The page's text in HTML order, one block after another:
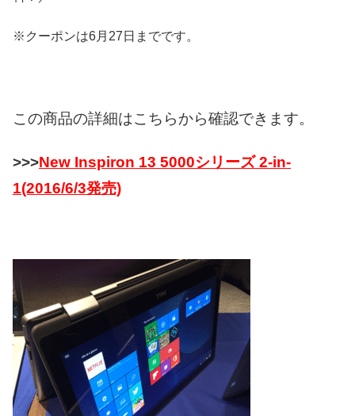
※クーポンは6月27日までです。
この商品の詳細はこちらから確認できます。
>>>New Inspiron 13 5000シリーズ 2-in-
1(2016/6/3発売)